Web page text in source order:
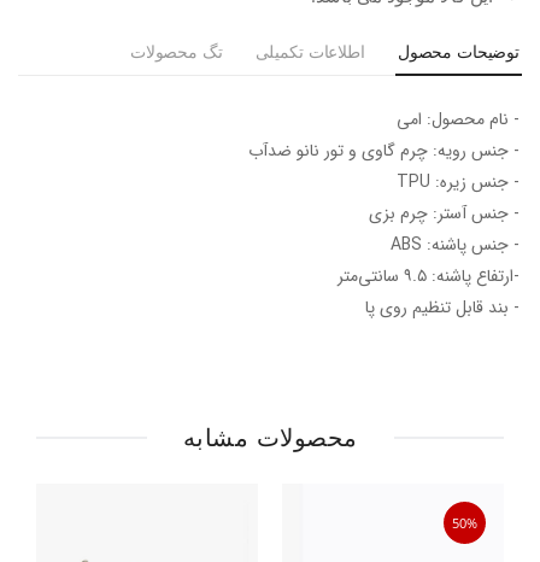
توضیحات محصول اطلاعات تکمیلی تگ محصولات
- نام محصول: امی
- جنس رویه: چرم گاوی و تور نانو ضدآب
- جنس زیره: TPU
- جنس آستر: چرم بزی
- جنس پاشنه: ABS
-ارتفاع پاشنه: ۹.۵ سانتی‌متر
- بند قابل تنظیم روی پا
محصولات مشابه
50%